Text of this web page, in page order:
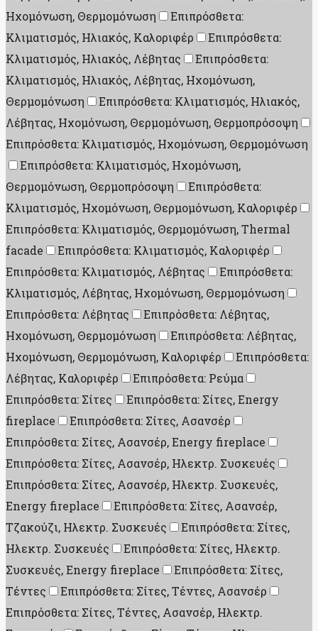
Ηχομόνωση, Θερμομόνωση
Επιπρόσθετα:
Κλιματισμός, Ηλιακός, Καλοριφέρ
Επιπρόσθετα:
Κλιματισμός, Ηλιακός, Λέβητας
Επιπρόσθετα:
Κλιματισμός, Ηλιακός, Λέβητας, Ηχομόνωση,
Θερμομόνωση
Επιπρόσθετα: Κλιματισμός, Ηλιακός,
Λέβητας, Ηχομόνωση, Θερμομόνωση, Θερμοπρόσοψη
Επιπρόσθετα: Κλιματισμός, Ηχομόνωση, Θερμομόνωση
Επιπρόσθετα: Κλιματισμός, Ηχομόνωση,
Θερμομόνωση, Θερμοπρόσοψη
Επιπρόσθετα:
Κλιματισμός, Ηχομόνωση, Θερμομόνωση, Καλοριφέρ
Επιπρόσθετα: Κλιματισμός, Θερμομόνωση, Thermal
facade
Επιπρόσθετα: Κλιματισμός, Καλοριφέρ
Επιπρόσθετα: Κλιματισμός, Λέβητας
Επιπρόσθετα:
Κλιματισμός, Λέβητας, Ηχομόνωση, Θερμομόνωση
Επιπρόσθετα: Λέβητας
Επιπρόσθετα: Λέβητας,
Ηχομόνωση, Θερμομόνωση
Επιπρόσθετα: Λέβητας,
Ηχομόνωση, Θερμομόνωση, Καλοριφέρ
Επιπρόσθετα:
Λέβητας, Καλοριφέρ
Επιπρόσθετα: Ρεύμα
Επιπρόσθετα: Σίτες
Επιπρόσθετα: Σίτες, Energy
fireplace
Επιπρόσθετα: Σίτες, Ασανσέρ
Επιπρόσθετα: Σίτες, Ασανσέρ, Energy fireplace
Επιπρόσθετα: Σίτες, Ασανσέρ, Ηλεκτρ. Συσκευές
Επιπρόσθετα: Σίτες, Ασανσέρ, Ηλεκτρ. Συσκευές,
Energy fireplace
Επιπρόσθετα: Σίτες, Ασανσέρ,
Τζακούζι, Ηλεκτρ. Συσκευές
Επιπρόσθετα: Σίτες,
Ηλεκτρ. Συσκευές
Επιπρόσθετα: Σίτες, Ηλεκτρ.
Συσκευές, Energy fireplace
Επιπρόσθετα: Σίτες,
Τέντες
Επιπρόσθετα: Σίτες, Τέντες, Ασανσέρ
Επιπρόσθετα: Σίτες, Τέντες, Ασανσέρ, Ηλεκτρ.